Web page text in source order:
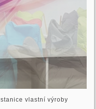
stanice vlastní výroby